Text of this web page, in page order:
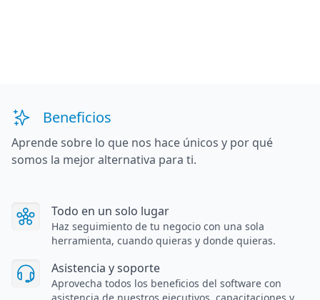
Beneficios
Aprende sobre lo que nos hace únicos y por qué
somos la mejor alternativa para ti.
Todo en un solo lugar
Haz seguimiento de tu negocio con una sola
herramienta, cuando quieras y donde quieras.
Asistencia y soporte
Aprovecha todos los beneficios del software con